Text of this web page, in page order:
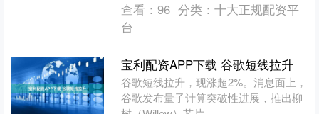
30....
查看： 96 分类： 十大正规配资平
台
宝利配资APP下载 谷歌短线拉升
谷歌短线拉升，现涨超2%。消息面上，
谷歌发布量子计算突破性进展，推出柳